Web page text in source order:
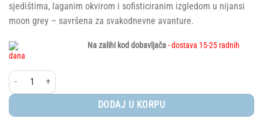
sjedištima, laganim okvirom i sofisticiranim izgledom u nijansi
moon grey – savršena za svakodnevne avanture.
Na zalihi kod dobavljača- dostava 15-25 radnih
dana
Bugaboo Donkey 6 Twin Black/Moon Grey - Moon Grey količina
DODAJ U KORPU